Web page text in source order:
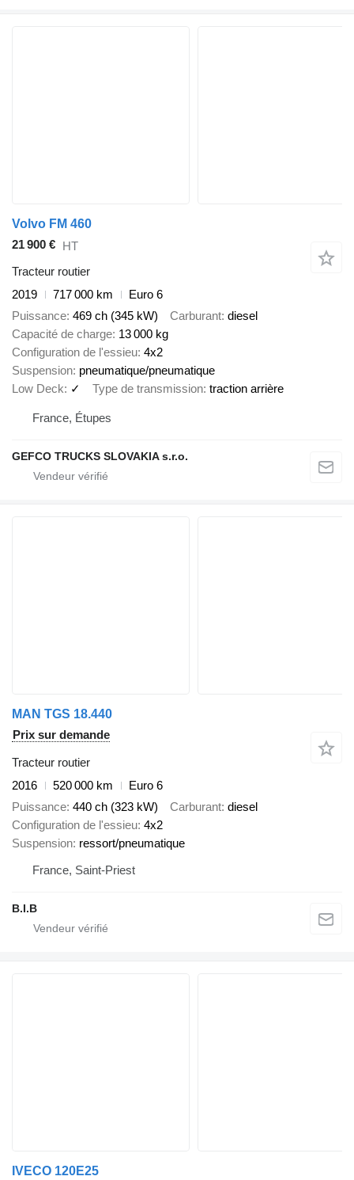
Volvo FM 460
21 900 € HT
Tracteur routier
2019
717 000 km
Euro 6
Puissance 469 ch (345 kW) Carburant diesel
Capacité de charge 13 000 kg
Configuration de l'essieu 4x2
Suspension pneumatique/pneumatique
Low Deck
✓ Type de transmission traction arrière
France, Étupes
GEFCO TRUCKS SLOVAKIA s.r.o.
MAN TGS 18.440
Prix sur demande
Tracteur routier
2016
520 000 km
Euro 6
Puissance 440 ch (323 kW) Carburant diesel
Configuration de l'essieu 4x2
Suspension ressort/pneumatique
France, Saint-Priest
B.I.B
IVECO 120E25